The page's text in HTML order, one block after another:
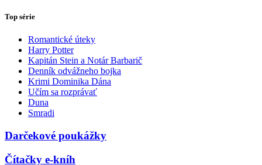
Top série
Romantické úteky
Harry Potter
Kapitán Stein a Notár Barbarič
Denník odvážneho bojka
Krimi Dominika Dána
Učím sa rozprávať
Duna
Smradi
Darčekové poukážky
Čítačky e-kníh